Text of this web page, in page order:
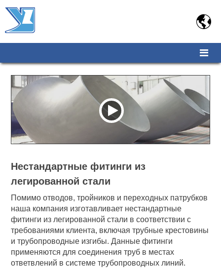

Нестандартные фитинги из
легированной стали
Помимо отводов, тройников и переходных патрубков
наша компания изготавливает нестандартные
фитинги из легированной стали в соответствии с
требованиями клиента, включая трубные крестовины
и трубопроводные изгибы. Данные фитинги
применяются для соединения труб в местах
ответвлений в системе трубопроводных линий.